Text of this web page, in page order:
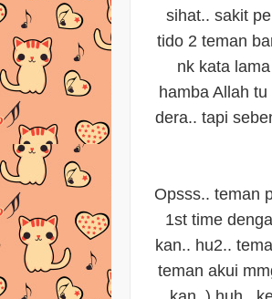
sihat.. sakit
tido 2 teman
nk kata
hamba Allah
dera.. tapi
Opsss.. teman
1st time
kan.. hu2..
teman akui